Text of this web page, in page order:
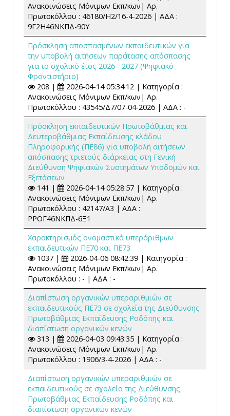
Ανακοινώσεις Μόνιμων Εκπ/κων| Αρ.
Πρωτοκόλλου : 46180/Η2/16-4-2026 | ΑΔΑ :
9Γ2Η46ΝΚΠΔ-90Υ
Πρόσκληση αποσπασμένων εκπαιδευτικών για
την υποβολή αιτήσεων παράτασης απόσπασης
για το σχολικό έτος 2026 - 2027 (Ψηφιακό
Φροντιστήριο)
208 |
2026-04-14 05:34:12 | Κατηγορία :
Ανακοινώσεις Μόνιμων Εκπ/κων| Αρ.
Πρωτοκόλλου : 43545/Δ7/07-04-2026 | ΑΔΑ : -
Πρόσκληση εκπαιδευτικών Πρωτοβάθμιας και
Δευτεροβάθμιας Εκπαίδευσης κλάδου
Πληροφορικής (ΠΕ86) για υποβολή αιτήσεων
απόσπασης τριετούς διάρκειας στη Γενική
Διεύθυνση Ψηφιακών Συστημάτων Υποδομών και
Εξετάσεων
141 |
2026-04-14 05:28:57 | Κατηγορία :
Ανακοινώσεις Μόνιμων Εκπ/κων| Αρ.
Πρωτοκόλλου : 42147/Α3 | ΑΔΑ :
ΡΡΟΓ46ΝΚΠΔ-6Ξ1
Χαρακτηρισμός ονομαστικά υπεράριθμων
εκπαιδευτικών ΠΕ70 και ΠΕ73
1037 |
2026-04-06 08:42:39 | Κατηγορία :
Ανακοινώσεις Μόνιμων Εκπ/κων| Αρ.
Πρωτοκόλλου : - | ΑΔΑ : -
Διαπίστωση οργανικών υπεραριθμιών σε
εκπαιδευτικούς ΠΕ73 σε σχολεία της Διεύθυνσης
Πρωτοβάθμιας Εκπαίδευσης Ροδόπης και
διαπίστωση οργανικών κενών
313 |
2026-04-03 09:43:35 | Κατηγορία :
Ανακοινώσεις Μόνιμων Εκπ/κων| Αρ.
Πρωτοκόλλου : 1906/3-4-2026 | ΑΔΑ : -
Διαπίστωση οργανικών υπεραριθμιών σε
εκπαιδευτικούς σε σχολεία της Διεύθυνσης
Πρωτοβάθμιας Εκπαίδευσης Ροδόπης και
διαπίστωση οργανικών κενών